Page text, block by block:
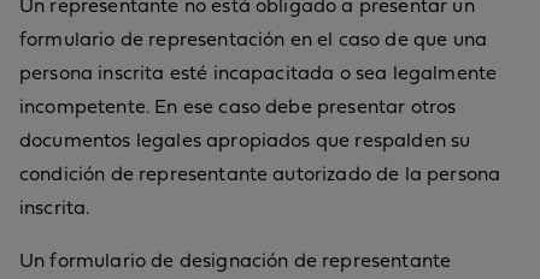
Un representante no está obligado a presentar un
formulario de representación en el caso de que una
persona inscrita esté incapacitada o sea legalmente
incompetente. En ese caso debe presentar otros
documentos legales apropiados que respalden su
condición de representante autorizado de la persona
inscrita.
Un formulario de designación de representante